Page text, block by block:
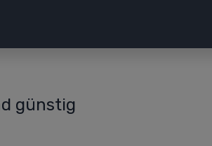
günstig